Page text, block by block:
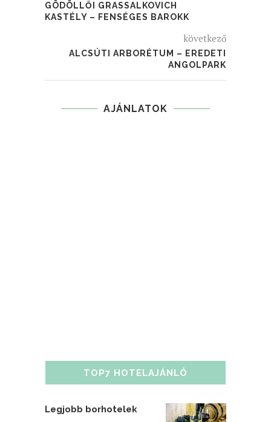
GÖDÖLLŐI GRASSALKOVICH
KASTÉLY – FENSÉGES BAROKK
következő
ALCSÚTI ARBORÉTUM – EREDETI
ANGOLPARK
AJÁNLATOK
TOP7 HOTELAJÁNLÓ
Legjobb borhotelek